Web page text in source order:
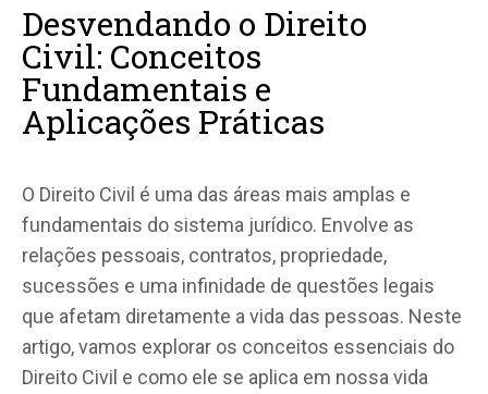
Desvendando o Direito
Civil: Conceitos
Fundamentais e
Aplicações Práticas
O Direito Civil é uma das áreas mais amplas e
fundamentais do sistema jurídico. Envolve as
relações pessoais, contratos, propriedade,
sucessões e uma infinidade de questões legais
que afetam diretamente a vida das pessoas. Neste
artigo, vamos explorar os conceitos essenciais do
Direito Civil e como ele se aplica em nossa vida